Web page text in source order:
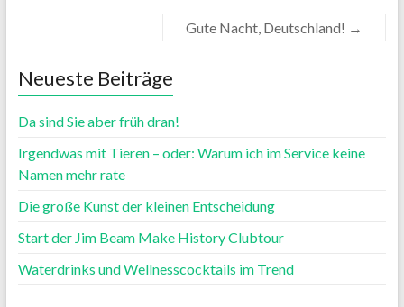
Gute Nacht, Deutschland! →
Neueste Beiträge
Da sind Sie aber früh dran!
Irgendwas mit Tieren – oder: Warum ich im Service keine
Namen mehr rate
Die große Kunst der kleinen Entscheidung
Start der Jim Beam Make History Clubtour
Waterdrinks und Wellnesscocktails im Trend